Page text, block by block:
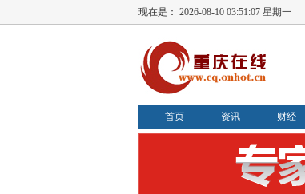
现在是： 2026-08-10 03:51:07 星期一
首页 资讯 财经